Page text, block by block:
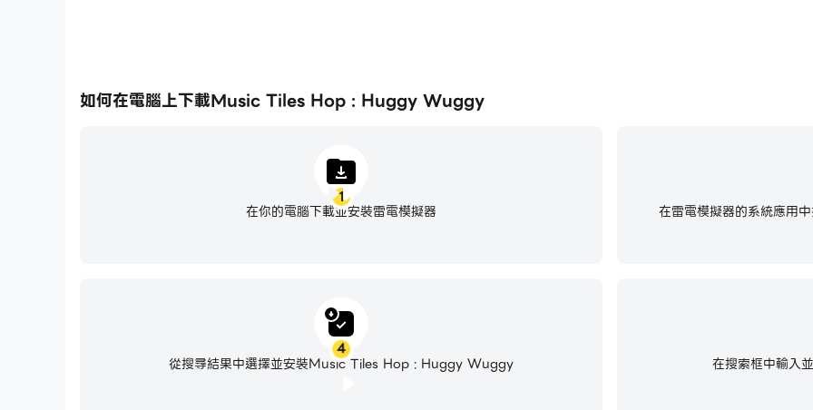
如何在電腦上下載Music Tiles Hop : Huggy Wuggy
1
在你的電腦下載並安裝雷電模擬器 在雷電模擬器的系統應用
在搜索框中輸
4
從搜尋結果中選擇並安裝Music Tiles Hop : Huggy Wuggy